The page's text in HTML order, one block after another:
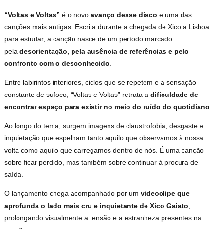
“Voltas e Voltas”é o novoavanço desse disco e uma das
canções mais antigas. Escrita durante a chegada de Xico a Lisboa
para estudar, a canção nasce de um período marcado
peladesorientação, pela ausência de referências e pelo
confronto com o desconhecido.
Entre labirintos interiores, ciclos que se repetem e a sensação
constante de sufoco, “Voltas e Voltas” retrata adificuldade de
encontrar espaço para existir no meio do ruído do quotidiano.
Ao longo do tema, surgem imagens de claustrofobia, desgaste e
inquietação que espelham tanto aquilo que observamos à nossa
volta como aquilo que carregamos dentro de nós. É uma canção
sobre ficar perdido, mas também sobre continuar à procura de
saída.
O lançamento chega acompanhado por umvideoclipe que
aprofunda o lado mais cru e inquietante de Xico Gaiato,
prolongando visualmente a tensão e a estranheza presentes na